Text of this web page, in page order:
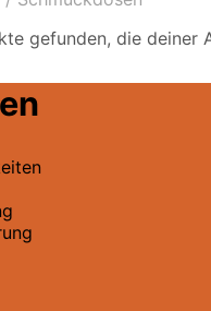
gefunden, die deiner